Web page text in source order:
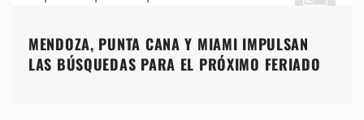
MENDOZA, PUNTA CANA Y MIAMI IMPULSAN
LAS BÚSQUEDAS PARA EL PRÓXIMO FERIADO